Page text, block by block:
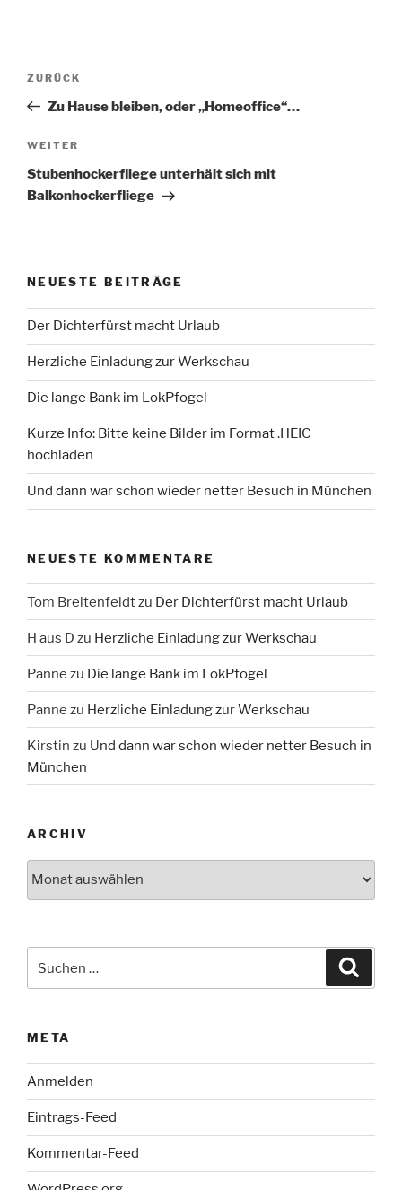
Beitragsnavigation
Vorheriger
Beitrag
ZURÜCK
Zu Hause bleiben, oder „Homeoffice“…
Nächster
Beitrag
WEITER
Stubenhockerfliege unterhält sich mit
Balkonhockerfliege
NEUESTE BEITRÄGE
Der Dichterfürst macht Urlaub
Herzliche Einladung zur Werkschau
Die lange Bank im LokPfogel
Kurze Info: Bitte keine Bilder im Format .HEIC
hochladen
Und dann war schon wieder netter Besuch in München
NEUESTE KOMMENTARE
Tom Breitenfeldtzu Der Dichterfürst macht Urlaub
H aus D zu Herzliche Einladung zur Werkschau
Panne zu Die lange Bank im LokPfogel
Panne zu Herzliche Einladung zur Werkschau
Kirstin zu Und dann war schon wieder netter Besuch in
München
ARCHIV
nach:
META
Anmelden
Eintrags-Feed
Kommentar-Feed